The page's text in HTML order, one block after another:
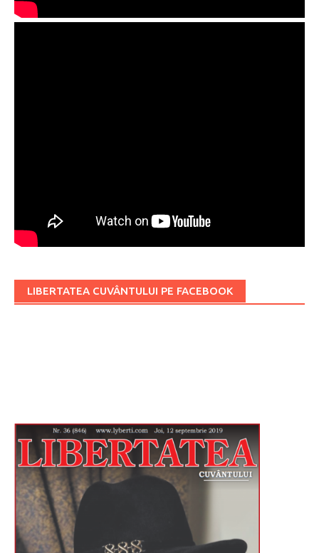
LIBERTATEA CUVÂNTULUI PE FACEBOOK